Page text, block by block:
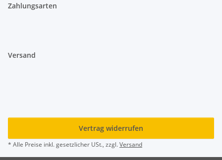
Zahlungsarten
Versand
Vertrag widerrufen
* Alle Preise inkl. gesetzlicher USt., zzgl.Versand